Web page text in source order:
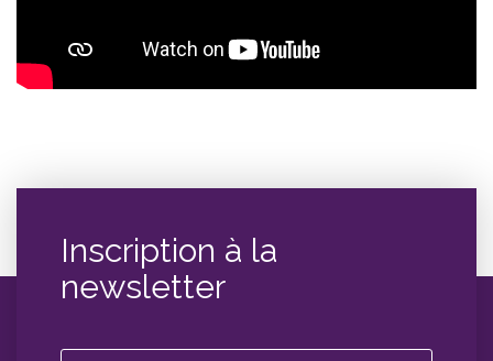
Inscription à la
newsletter